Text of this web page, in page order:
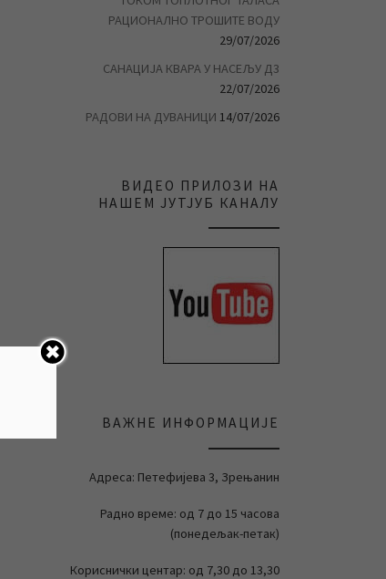
РАЦИОНАЛНО ТРОШИТЕ ВОДУ
29/07/2026
САНАЦИЈА КВАРА У НАСЕЉУ Д3
22/07/2026
РАДОВИ НА ДУВАНИЦИ 14/07/2026
ВИДЕО ПРИЛОЗИ НА
НАШЕМ ЈУТЈУБ КАНАЛУ
ВАЖНЕ ИНФОРМАЦИЈЕ
Адреса: Петефијева 3, Зрењанин
Радно време: од 7 до 15 часова
(понедељак-петак)
Кориснички центар: од 7,30 до 13,30